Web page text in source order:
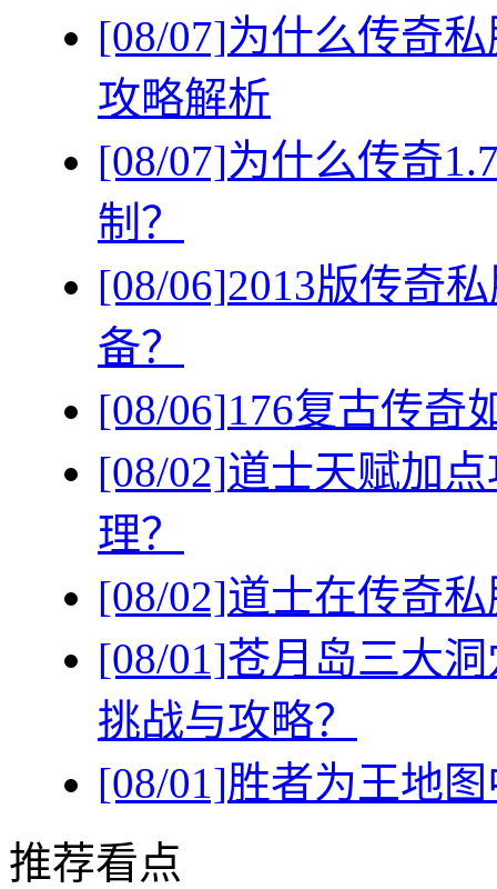
[08/07]为什么传奇
攻略解析
[08/07]为什么传奇
制？
[08/06]2013版传奇
备？
[08/06]176复古传奇
[08/02]道士天赋加
理？
[08/02]道士在传奇
[08/01]苍月岛三大
挑战与攻略？
[08/01]胜者为王地
推荐看点